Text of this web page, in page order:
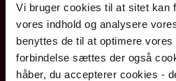
Vi bruger cookies til at sitet kan
vores indhold og analysere
benyttes de til at optimere
forbindelse sættes der også
håber, du accepterer cookies -